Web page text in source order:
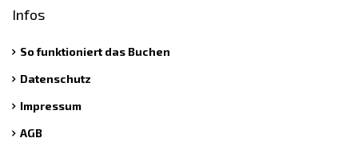
Infos
So funktioniert das Buchen
Datenschutz
Impressum
AGB